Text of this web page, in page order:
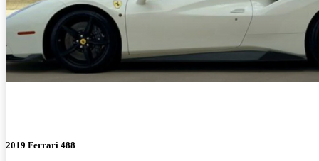
2019 Ferrari 488